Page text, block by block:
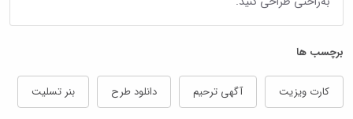
برچسب ها
کارت ویزیت آگهی ترحیم دانلود طرح بنر تسلیت